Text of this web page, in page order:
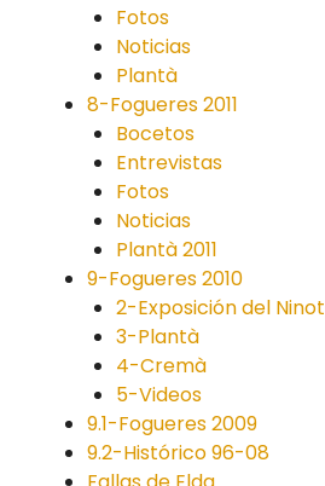
Fotos
Noticias
Plantà
8-Fogueres 2011
Bocetos
Entrevistas
Fotos
Noticias
Plantà 2011
9-Fogueres 2010
2-Exposición del Ninot
3-Plantà
4-Cremà
5-Videos
9.1-Fogueres 2009
9.2-Histórico 96-08